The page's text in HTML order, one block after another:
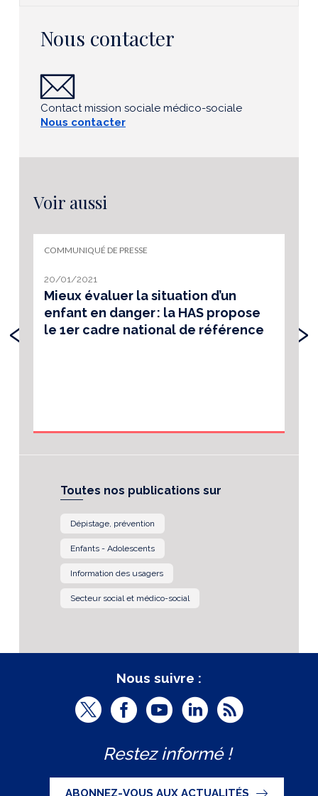
Nous contacter
Contact mission sociale médico-sociale
Nous contacter
Voir aussi
COMMUNIQUÉ DE PRESSE
20/01/2021
Mieux évaluer la situation d’un
enfant en danger : la HAS propose
le 1er cadre national de référence
‹ ›
Toutes nos publications sur
Dépistage, prévention
Enfants - Adolescents
Information des usagers
Secteur social et médico-social
Nous suivre :
T
i
t
F
c
e
Y
u
t
L
n
k
R
Restez informé !
ABONNEZ-VOUS AUX ACTUALITÉS